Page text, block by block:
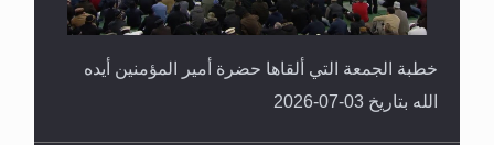
خطبة الجمعة التي ألقاها حضرة أمير المؤمنين أيده
الله بتاريخ 03-07-2026